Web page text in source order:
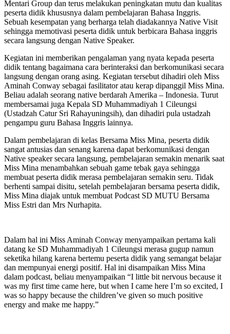
Mentari Group dan terus melakukan peningkatan mutu dan kualitas
peserta didik khususnya dalam pembelajaran Bahasa Inggris.
Sebuah kesempatan yang berharga telah diadakannya Native Visit
sehingga memotivasi peserta didik untuk berbicara Bahasa inggris
secara langsung dengan Native Speaker.
Kegiatan ini memberikan pengalaman yang nyata kepada peserta
didik tentang bagaimana cara berinteraksi dan berkomunikasi secara
langsung dengan orang asing. Kegiatan tersebut dihadiri oleh Miss
Aminah Conway sebagai fasilitator atau kerap dipanggil Miss Mina.
Beliau adalah seorang native berdarah Amerika – Indonesia. Turut
membersamai juga Kepala SD Muhammadiyah 1 Cileungsi
(Ustadzah Catur Sri Rahayuningsih), dan dihadiri pula ustadzah
pengampu guru Bahasa Inggris lainnya.
Dalam pembelajaran di kelas Bersama Miss Mina, peserta didik
sangat antusias dan senang karena dapat berkomunikasi dengan
Native speaker secara langsung, pembelajaran semakin menarik saat
Miss Mina menambahkan sebuah game tebak gaya sehingga
membuat peserta didik merasa pembelajaran semakin seru. Tidak
berhenti sampai disitu, setelah pembelajaran bersama peserta didik,
Miss Mina diajak untuk membuat Podcast SD MUTU Bersama
Miss Estri dan Mrs Nurhapita.
Dalam hal ini Miss Aminah Conway menyampaikan pertama kali
datang ke SD Muhammadiyah 1 Cileungsi merasa gugup namun
seketika hilang karena bertemu peserta didik yang semangat belajar
dan mempunyai energi positif. Hal ini disampaikan Miss Mina
dalam podcast, beliau menyampaikan “I little bit nervous because it
was my first time came here, but when I came here I’m so excited, I
was so happy because the children’ve given so much positive
energy and make me happy.”